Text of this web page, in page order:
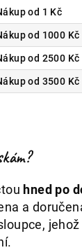
od 1 Kč
od 1000 Kč
od 2500 Kč
od 3500 Kč
hned po
a